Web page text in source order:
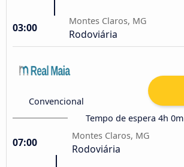
03:00
Montes Claros, MG
Rodoviária
Convencional
Tempo de espera 4h 0m
07:00
Montes Claros, MG
Rodoviária